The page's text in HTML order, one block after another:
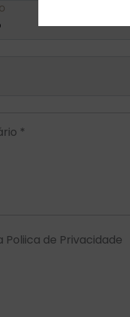
*
Poliica de Privacidade